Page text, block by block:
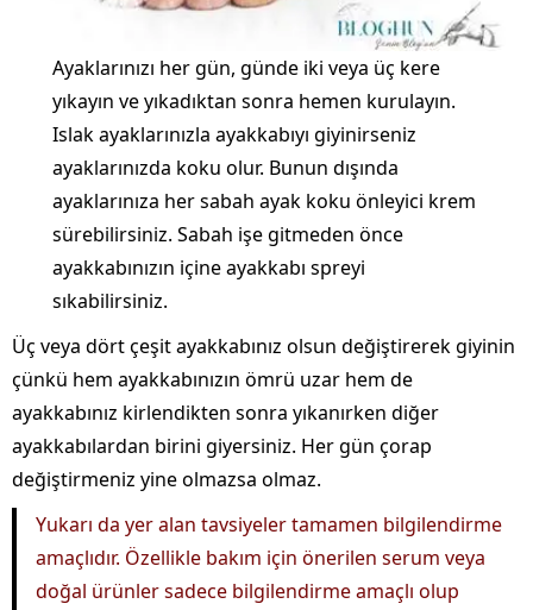
Ayaklarınızı her gün, günde iki veya üç kere
yıkayın ve yıkadıktan sonra hemen kurulayın.
Islak ayaklarınızla ayakkabıyı giyinirseniz
ayaklarınızda koku olur. Bunun dışında
ayaklarınıza her sabah ayak koku önleyici krem
sürebilirsiniz. Sabah işe gitmeden önce
ayakkabınızın içine ayakkabı spreyi
sıkabilirsiniz.
Üç veya dört çeşit ayakkabınız olsun değiştirerek giyinin
çünkü hem ayakkabınızın ömrü uzar hem de
ayakkabınız kirlendikten sonra yıkanırken diğer
ayakkabılardan birini giyersiniz. Her gün çorap
değiştirmeniz yine olmazsa olmaz.
Yukarı da yer alan tavsiyeler tamamen bilgilendirme
amaçlıdır. Özellikle bakım için önerilen serum veya
doğal ürünler sadece bilgilendirme amaçlı olup